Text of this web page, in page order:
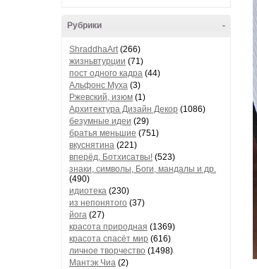
-
Рубрики
ShraddhaArt(266)
жизньвтурции (71)
пост одного кадра (44)
Альфонс Муха (3)
Ржевский, изюм (1)
Архитектура Дизайн Декор (1086)
безумные идеи (29)
братья меньшие (751)
вкуснятина (221)
вперёд, Ботхисатвы! (523)
знаки, символы, Боги, мандалы и др.
(490)
идиотека (230)
из непонятого (37)
йога (27)
красота природная (1369)
красота спасёт мир (616)
личное творчество (1498)
Мантэк Чиа (2)